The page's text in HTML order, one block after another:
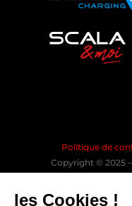
Politique de
Copyright © 2025
les Cookies !